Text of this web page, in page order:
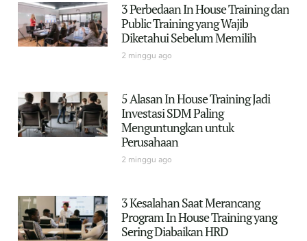
3 Perbedaan In House Training dan
Public Training yang Wajib
Diketahui Sebelum Memilih
2 minggu ago
5 Alasan In House Training Jadi
Investasi SDM Paling
Menguntungkan untuk
Perusahaan
2 minggu ago
3 Kesalahan Saat Merancang
Program In House Training yang
Sering Diabaikan HRD